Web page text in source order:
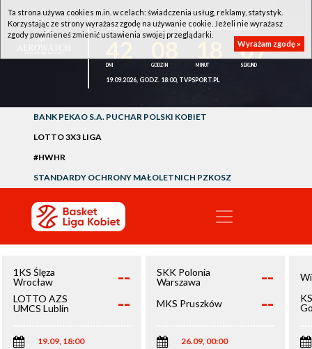
1KS ŚLĘZA WROCŁAW - LOTTO AZS UMCS LUBLIN
07
19.09.2026, GODZ. 18:00, TVPSPORT.PL
BANK PEKAO S.A. PUCHAR POLSKI KOBIET
LOTTO 3X3 LIGA
#HWHR
STANDARDY OCHRONY MAŁOLETNICH PZKOSZ
1KS Ślęza
Wrocław
--
LOTTO AZS
UMCS Lublin
--
19.09, 18:00
SKK Polonia
Warszawa
--
MKS Pruszków --
26.09, 00:00
Ta strona używa cookies m.in. w celach: świadczenia usług, reklamy, statystyk.
Korzystając ze strony wyrażasz zgodę na używanie cookie. Jeżeli nie wyrażasz
zgody powinieneś zmienić ustawienia swojej przeglądarki.
Wyrażam zgodę »